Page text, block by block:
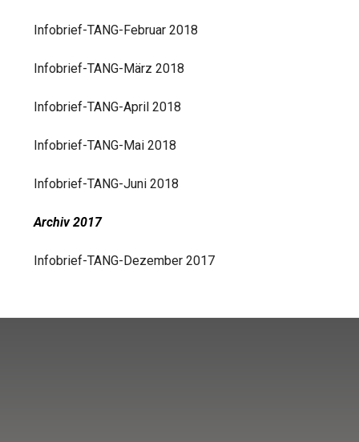
Infobrief-TANG-Februar 2018
Infobrief-TANG-März 2018
Infobrief-TANG-April 2018
Infobrief-TANG-Mai 2018
Infobrief-TANG-Juni 2018
Archiv 2017
Infobrief-TANG-Dezember 2017